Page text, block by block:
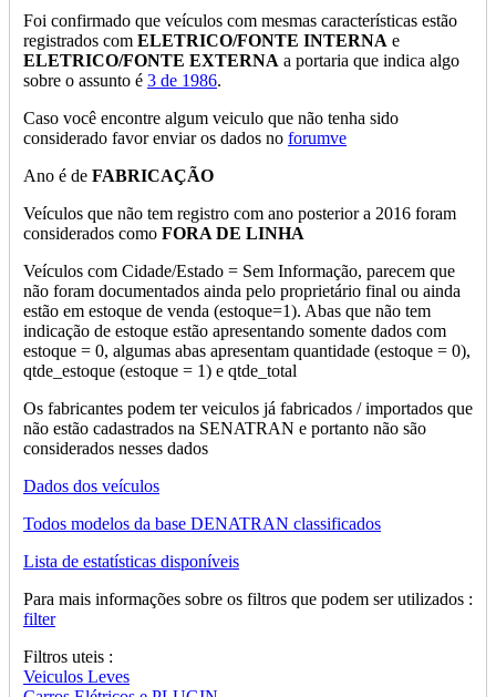
Foi confirmado que veículos com mesmas características estão
registrados com ELETRICO/FONTE INTERNA e
ELETRICO/FONTE EXTERNA a portaria que indica algo
sobre o assunto é 3 de 1986.
Caso você encontre algum veiculo que não tenha sido
considerado favor enviar os dados no forumve
Ano é de FABRICAÇÃO
Veículos que não tem registro com ano posterior a 2016 foram
considerados como FORA DE LINHA
Veículos com Cidade/Estado = Sem Informação, parecem que
não foram documentados ainda pelo proprietário final ou ainda
estão em estoque de venda (estoque=1). Abas que não tem
indicação de estoque estão apresentando somente dados com
estoque = 0, algumas abas apresentam quantidade (estoque = 0),
qtde_estoque (estoque = 1) e qtde_total
Os fabricantes podem ter veiculos já fabricados / importados que
não estão cadastrados na SENATRAN e portanto não são
considerados nesses dados
Dados dos veículos
Todos modelos da base DENATRAN classificados
Lista de estatísticas disponíveis
Para mais informações sobre os filtros que podem ser utilizados :
filter
Filtros uteis :
Veiculos Leves